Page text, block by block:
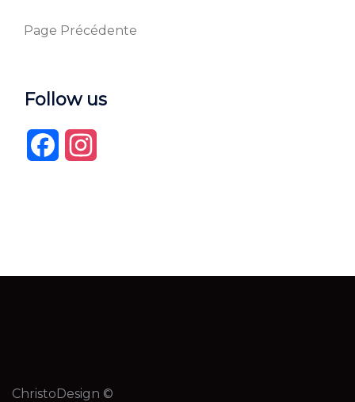
Page Précédente
Follow us
Facebook
ChristoDesign ©